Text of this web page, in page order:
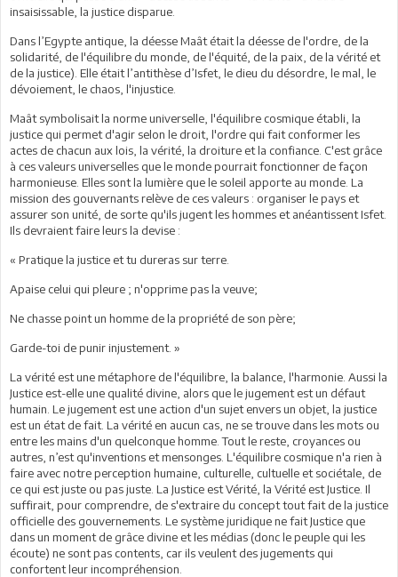
insaisissable, la justice disparue.
Dans l’Egypte antique, la déesse Maât était la déesse de l'ordre, de la
solidarité, de l'équilibre du monde, de l'équité, de la paix, de la vérité et
de la justice). Elle était l’antithèse d’Isfet, le dieu du désordre, le mal, le
dévoiement, le chaos, l'injustice.
Maât symbolisait la norme universelle, l'équilibre cosmique établi, la
justice qui permet d'agir selon le droit, l'ordre qui fait conformer les
actes de chacun aux lois, la vérité, la droiture et la confiance. C'est grâce
à ces valeurs universelles que le monde pourrait fonctionner de façon
harmonieuse. Elles sont la lumière que le soleil apporte au monde. La
mission des gouvernants relève de ces valeurs : organiser le pays et
assurer son unité, de sorte qu'ils jugent les hommes et anéantissent Isfet.
Ils devraient faire leurs la devise :
« Pratique la justice et tu dureras sur terre.
Apaise celui qui pleure ; n'opprime pas la veuve;
Ne chasse point un homme de la propriété de son père;
Garde-toi de punir injustement. »
La vérité est une métaphore de l'équilibre, la balance, l'harmonie. Aussi la
Justice est-elle une qualité divine, alors que le jugement est un défaut
humain. Le jugement est une action d'un sujet envers un objet, la justice
est un état de fait. La vérité en aucun cas, ne se trouve dans les mots ou
entre les mains d'un quelconque homme. Tout le reste, croyances ou
autres, n’est qu'inventions et mensonges. L'équilibre cosmique n'a rien à
faire avec notre perception humaine, culturelle, cultuelle et sociétale, de
ce qui est juste ou pas juste. La Justice est Vérité, la Vérité est Justice. Il
suffirait, pour comprendre, de s'extraire du concept tout fait de la justice
officielle des gouvernements. Le système juridique ne fait Justice que
dans un moment de grâce divine et les médias (donc le peuple qui les
écoute) ne sont pas contents, car ils veulent des jugements qui
confortent leur incompréhension.